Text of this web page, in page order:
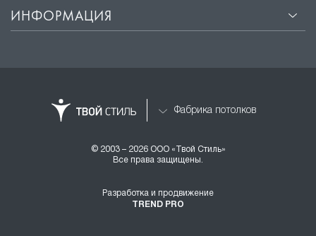
ИНФОРМАЦИЯ
Фабрика потолков
© 2003 – 2026 ООО «Твой Стиль»
Все права защищены.
Разработка и продвижение
TREND PRO